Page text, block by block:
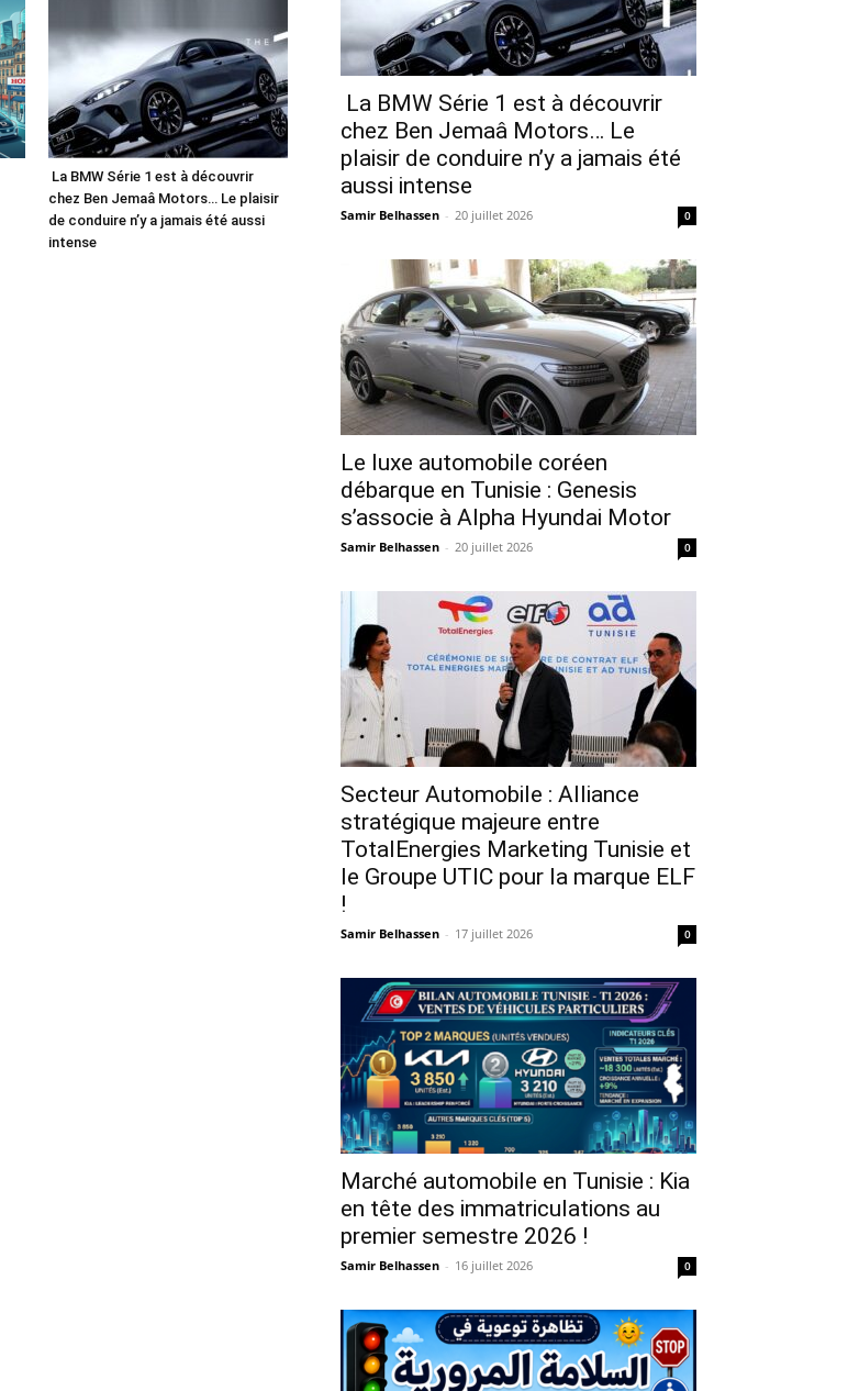
La BMW Série 1 est à découvrir
chez Ben Jemaâ Motors… Le plaisir
de conduire n’y a jamais été aussi
intense
La BMW Série 1 est à découvrir
chez Ben Jemaâ Motors… Le
plaisir de conduire n’y a jamais été
aussi intense
Samir Belhassen - 20 juillet 2026 0
Le luxe automobile coréen
débarque en Tunisie : Genesis
s’associe à Alpha Hyundai Motor
Samir Belhassen - 20 juillet 2026 0
Secteur Automobile : Alliance
stratégique majeure entre
TotalEnergies Marketing Tunisie et
le Groupe UTIC pour la marque ELF
!
Samir Belhassen - 17 juillet 2026 0
Marché automobile en Tunisie : Kia
en tête des immatriculations au
premier semestre 2026 !
Samir Belhassen - 16 juillet 2026 0